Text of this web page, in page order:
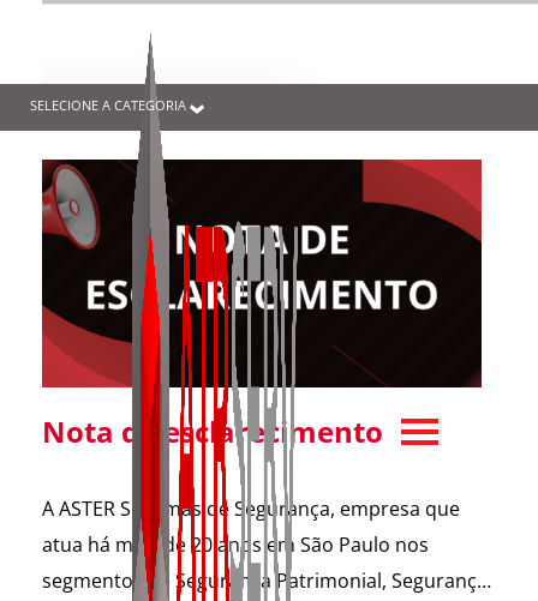
SELECIONE A CATEGORIA
Nota de esclarecimento
A ASTER Sistemas de Segurança, empresa que
atua há mais de 20 anos em São Paulo nos
segmentos de Segurança Patrimonial, Segurança